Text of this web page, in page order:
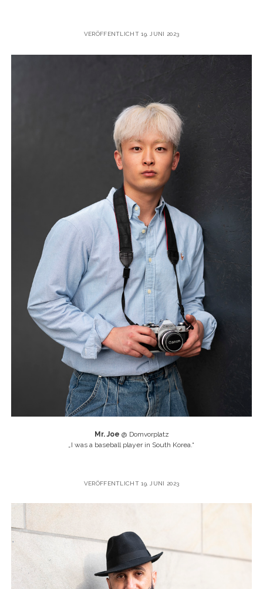
VERÖFFENTLICHT 19. JUNI 2023
Mr. Joe @ Domvorplatz
I was a baseball player in South Korea.“
VERÖFFENTLICHT 19. JUNI 2023